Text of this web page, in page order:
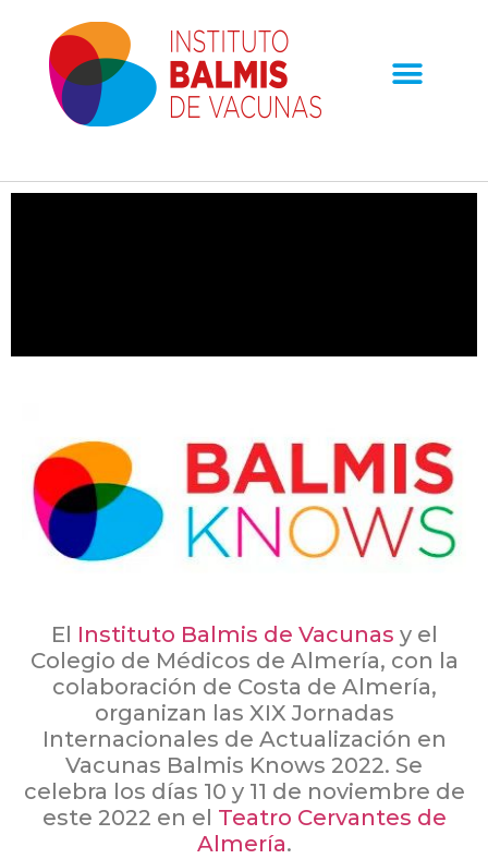
El Instituto Balmis de Vacunas y el
Colegio de Médicos de Almería, con la
colaboración de Costa de Almería,
organizan las XIX Jornadas
Internacionales de Actualización en
Vacunas Balmis Knows 2022. Se
celebra los días 10 y 11 de noviembre de
este 2022 en el Teatro Cervantes de
Almería.